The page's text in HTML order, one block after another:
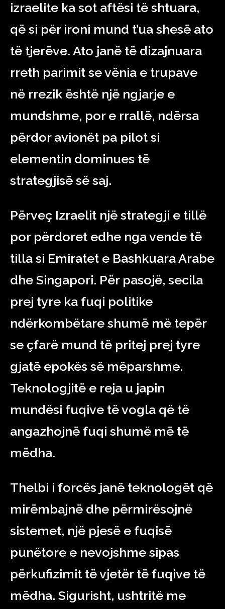
izraelite ka sot aftësi të shtuara,
që si për ironi mund t’ua shesë ato
të tjerëve. Ato janë të dizajnuara
rreth parimit se vënia e trupave
në rrezik është një ngjarje e
mundshme, por e rrallë, ndërsa
përdor avionët pa pilot si
elementin dominues të
strategjisë së saj.
Përveç Izraelit një strategji e tillë
por përdoret edhe nga vende të
tilla si Emiratet e Bashkuara Arabe
dhe Singapori. Për pasojë, secila
prej tyre ka fuqi politike
ndërkombëtare shumë më tepër
se çfarë mund të pritej prej tyre
gjatë epokës së mëparshme.
Teknologjitë e reja u japin
mundësi fuqive të vogla që të
angazhojnë fuqi shumë më të
mëdha.
Thelbi i forcës janë teknologët që
mirëmbajnë dhe përmirësojnë
sistemet, një pjesë e fuqisë
punëtore e nevojshme sipas
përkufizimit të vjetër të fuqive të
mëdha. Sigurisht, ushtritë me